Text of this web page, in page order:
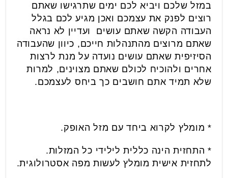
במזל שלכם ויביא לכם ימים שתרגישו שאתם
רוצים לפנק את עצמכם ואכן מגיע לכם בגלל
העבודה הקשה שאתם עושים ועדיין לא נראה
שאתם מרוצים מהתנהלות חייכם, כיוון שהעבודה
הסיזיפית שאתם עושים נועדה על מנת לרצות
אחרים ולהוכיח לכולם שאתם מצוינים, למרות
שלא תמיד אתם חושבים כך ביחס לעצמכם.
* מומלץ לקרוא ביחד עם מזל האופק.
* התחזית הינה כללית לילידי כל המזלות.
לתחזית אישית מומלץ לעשות מפה אסטרולוגית.